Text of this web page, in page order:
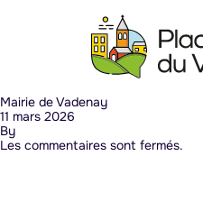
Mairie de Vadenay
11 mars 2026
By
Les commentaires sont fermés.